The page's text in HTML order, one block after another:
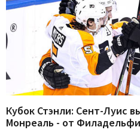
Кубок Стэнли: Сент-Луис
Монреаль - от